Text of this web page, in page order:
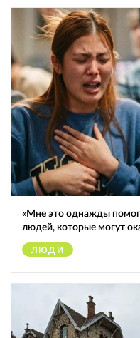
«Мне это однажды
людей, которые могут
ЛЮДИ